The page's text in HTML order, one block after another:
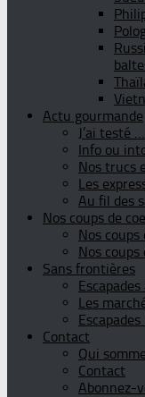
Actu gourmande
J’ai testé …
Info ou
Nos trucs
Les
Au fil des
Nos coups de
Nos coups
Nos coups
Sans frontières
Les
Contact
Qui
Contact
Abonnez-